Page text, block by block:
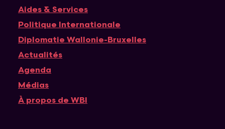
Navigation principale
Aides & Services
Politique Internationale
Diplomatie Wallonie-Bruxelles
Actualités
Agenda
Médias
À propos de WBI